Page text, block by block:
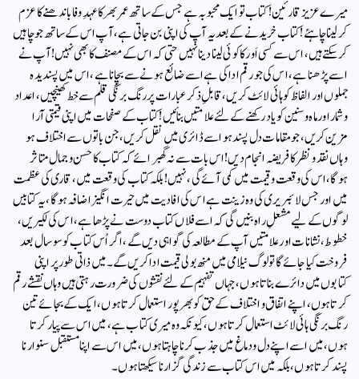
میرے عزیز قارئین! کتاب تو ایک محبوبہ ہے جس کے ساتھ عمر بھر کا عہدِ وفا باندھنے کا عزم
کر لینا چاہئے! کتاب خریدنے کے بعد یہ آپ کی اپنی بن جاتی ہے، آپ اس کے ساتھ جو چاہیں
کرسکتے ہیں، اس سے کسی اَور کا کوئی لینا دینا نہیں حتی کہ اس کے مصنف کا بھی نہیں!آپ نے
اسے پڑھنا ہے، اس کی جو رقم ادا کی ہے اسے ضائع ہونے سے بچانا ہے، اس میں پسندیدہ
جملوں اور الفاظ کو ہائی لائٹ کریں، قابلِ ذکر عبارات پر رنگ برنگی قلم سے خط کھینچیں، اعداد
و شمار اور ماہ و سنین کو یاد رکھنے کے لئے علامتیں بنائیں!کتاب کے صفحات میں اپنی قیمتی آرا
مزین کریں، جو مقامات دل پسند ہو اسے ڈائری میں نقل کریں، جن باتوں سے اختلاف ہو
وہاں نقد و نظر کا فریضہ انجام دیں!اس بات سے نہ گھبرائے کہ کتاب کا حسن و جمال متاثر
ہوگا، اس کی وقعت و قیمت میں کمی آئے گی، نہیں! بلکہ کتاب کی وقعت میں، قاری کی عظمت
میں اور جس لائبریری کی وہ زینت ہے اس کی افادیت میں حیرت انگیز اضافہ ہوگا، یہ کتابیں
لوگوں کے لیے مشعلِ راہ بنیں گی کہ اسے فلاں کتاب دوست نے پڑھا ہے، اس کی لکیریں،
خطوط، نشانات اور علامتیں آپ کے مطالعہ کی گواہی دیں گے، اگر اُس کتاب کو سو سال بعد
فروخت کیا جائے گا تو لوگ نیلامی میں منھ بولی قیمت ادا کریں گے۔میں ذاتی طور پر اپنی
کتابوں میں دائرے بناتا ہوں، جہاں تفہیم کے لئے نقشوں کی ضرورت رہتی ہیں وہاں نقشے رقم
کرتا ہوں، اپنے اتفاق و اختلاف کے حق کو بھرپور استعمال کرتا ہوں، ایک کے بجائے تین
رنگ برنگی ہائی لائٹ استعمال کرتا ہوں، کیونکہ وہ میری کتاب ہے، میں اس سے پیار کرتا
ہوں، میں اسے اپنے دل و دماغ میں جذب کرنا چاہتا ہوں، میں اس سے اپنا مستقبل سنوارنا
پسند کرتا ہوں، بلکہ میں اس کتاب سے زندگی گزارنا سیکھتا ہوں۔